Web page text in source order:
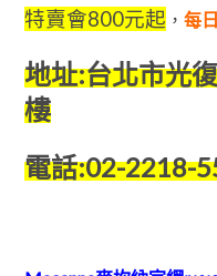
特賣會800元起 ，每
地址:台北市光
樓
電話:02-2218-